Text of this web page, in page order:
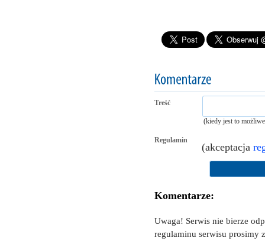
Treść
(kiedy jest to
Regulamin
(akceptacja
Komentarze:
Uwaga! Serwis nie bierze
regulaminu serwisu prosimy